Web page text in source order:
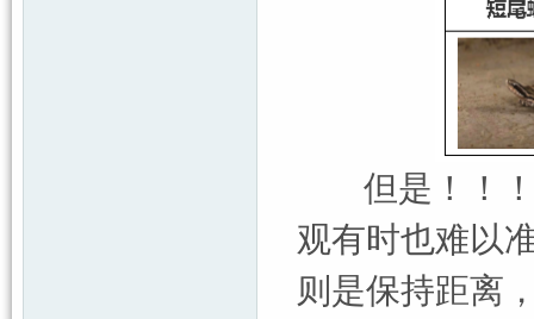
但是！！！
观有时也难以
则是保持距离